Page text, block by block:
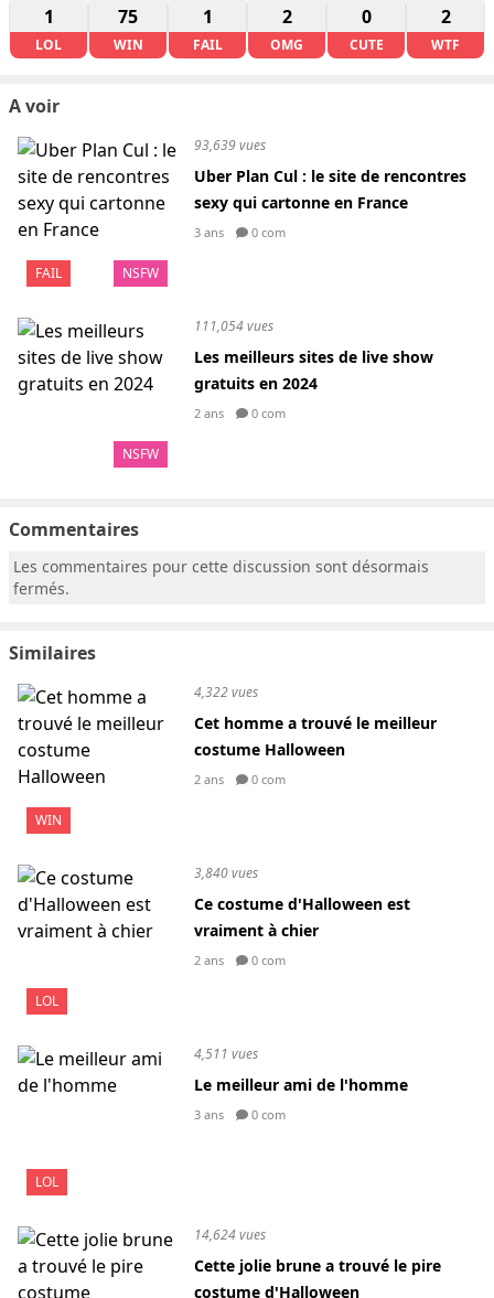
1
LOL
75
WIN
1
FAIL
2
OMG
0
CUTE
2
WTF
A voir
FAIL NSFW
93,639 vues
Uber Plan Cul : le site de rencontres
sexy qui cartonne en France
3 ans 0 com
NSFW
111,054 vues
Les meilleurs sites de live show
gratuits en 2024
2 ans 0 com
Commentaires
Les commentaires pour cette discussion sont désormais
fermés.
Similaires
WIN
4,322 vues
Cet homme a trouvé le meilleur
costume Halloween
2 ans 0 com
LOL
3,840 vues
Ce costume d'Halloween est
vraiment à chier
2 ans 0 com
LOL
4,511 vues
Le meilleur ami de l'homme
3 ans 0 com
14,624 vues
Cette jolie brune a trouvé le pire
costume d'Halloween